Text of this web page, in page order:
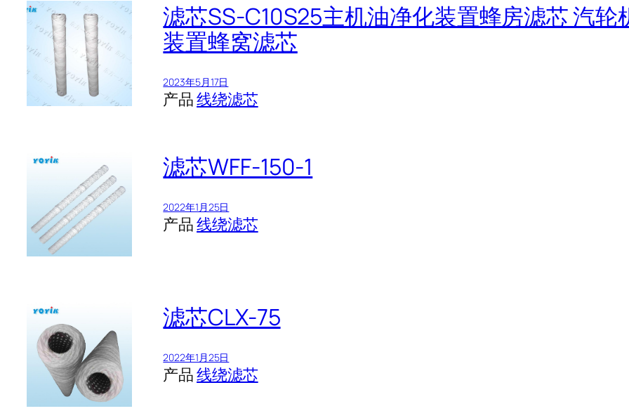
滤芯SS-C10S25主机油净化装置蜂房滤芯 汽轮
装置蜂窝滤芯
2023年5月17日
产品线绕滤芯
滤芯WFF-150-1
2022年1月25日
产品线绕滤芯
滤芯CLX-75
2022年1月25日
产品线绕滤芯